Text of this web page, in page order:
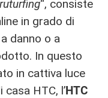
“, consiste
in grado di
danno o a
In questo
in cattiva luce
HTC, l’HTC